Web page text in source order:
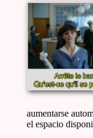
aumentarse
el espacio